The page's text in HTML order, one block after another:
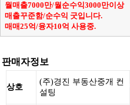
월매출7000만/월순수익3000만이상
매출꾸준함/순수익 굿입니다.
매매25억/융자10억 사용중.
판매자정보
상호
(주)경진 부동산중개 컨
설팅